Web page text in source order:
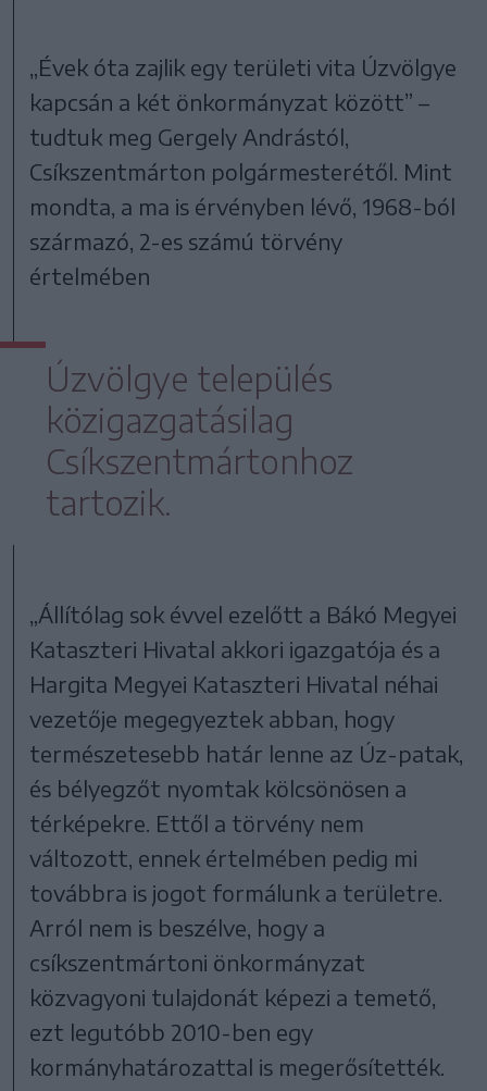
„Évek óta zajlik egy területi vita Úzvölgye
kapcsán a két önkormányzat között” –
tudtuk meg Gergely Andrástól,
Csíkszentmárton polgármesterétől. Mint
mondta, a ma is érvényben lévő, 1968-ból
származó, 2-es számú törvény
értelmében
Úzvölgye település
közigazgatásilag
Csíkszentmártonhoz
tartozik.
„Állítólag sok évvel ezelőtt a Bákó Megyei
Kataszteri Hivatal akkori igazgatója és a
Hargita Megyei Kataszteri Hivatal néhai
vezetője megegyeztek abban, hogy
természetesebb határ lenne az Úz-patak,
és bélyegzőt nyomtak kölcsönösen a
térképekre. Ettől a törvény nem
változott, ennek értelmében pedig mi
továbbra is jogot formálunk a területre.
Arról nem is beszélve, hogy a
csíkszentmártoni önkormányzat
közvagyoni tulajdonát képezi a temető,
ezt legutóbb 2010-ben egy
kormányhatározattal is megerősítették.